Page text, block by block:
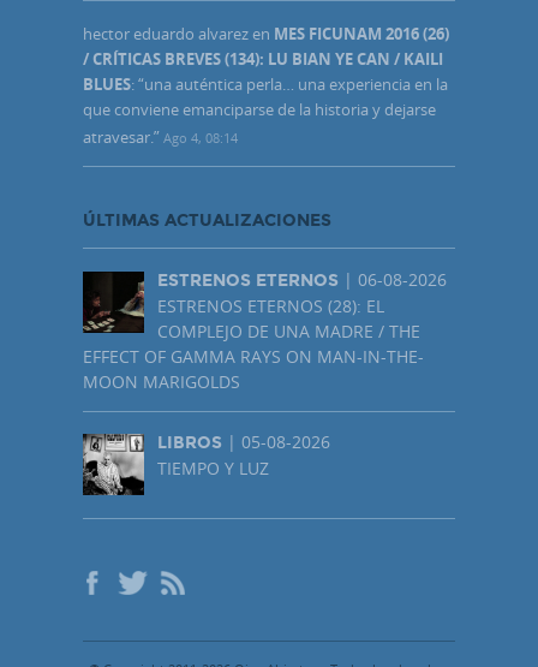
hector eduardo alvarez en MES FICUNAM 2016 (26)
/ CRÍTICAS BREVES (134): LU BIAN YE CAN / KAILI
BLUES: “una auténtica perla… una experiencia en la
que conviene emanciparse de la historia y dejarse
atravesar.” Ago 4, 08:14
ÚLTIMAS ACTUALIZACIONES
ESTRENOS ETERNOS | 06-08-2026
ESTRENOS ETERNOS (28): EL
COMPLEJO DE UNA MADRE / THE
EFFECT OF GAMMA RAYS ON MAN-IN-THE-
MOON MARIGOLDS
LIBROS | 05-08-2026
TIEMPO Y LUZ